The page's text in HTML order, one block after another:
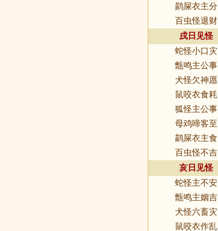
鹋屎衣主分
百虫怪退财
戌日见怪
蛇怪小口灾
甑鸣主公事
犬怪欠神愿
鼠咬衣食耗
狐怪主公事
母鸡啼客至
鹋屎衣主食
百虫怪不吉
亥日见怪
蛇怪主不安
甑鸣主姻吉
犬怪六畜灾
鼠咬衣作乱